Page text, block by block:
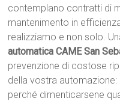
contemplano contratti di
mantenimento in
realizziamo e non solo.
automatica CAME San
prevenzione di costose
della vostra
perché dimenticarsene